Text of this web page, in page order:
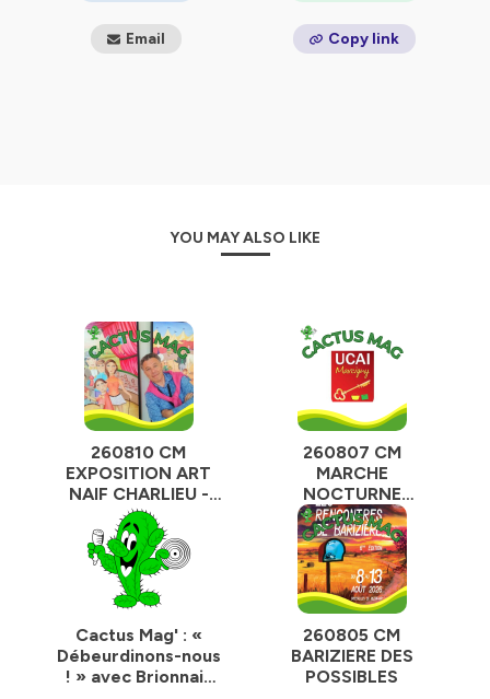
Email Copy link
YOU MAY ALSO LIKE
260810 CM
EXPOSITION ART
NAIF CHARLIEU -
JACQUES DUBOIS
260807 CM
MARCHE
NOCTURNE
MARCIGNY
Cactus Mag' : «
Débeurdinons-nous
! » avec Brionnais
260805 CM
BARIZIERE DES
POSSIBLES